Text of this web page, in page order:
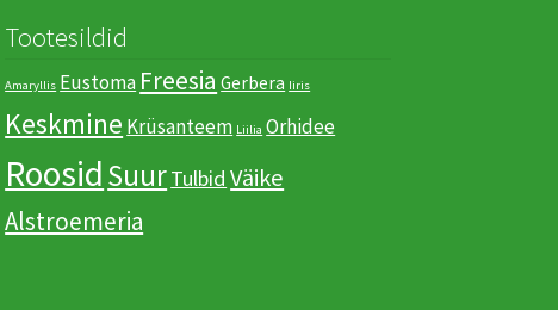
Tootesildid
Amaryllis Eustoma Freesia Gerbera Iiris
Keskmine Krüsanteem Liilia Orhidee
RoosidSuurTulbid Väike
Аlstroemeria